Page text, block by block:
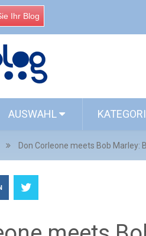
Ihr Blog
AUSWAHL
Don Corleone meets Bob Marley: